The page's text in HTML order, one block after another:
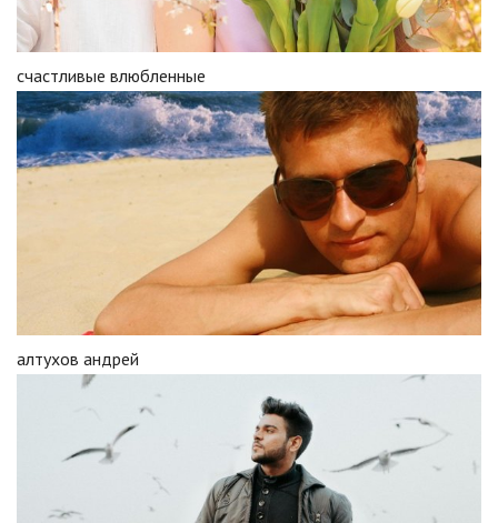
счастливые влюбленные
алтухов андрей